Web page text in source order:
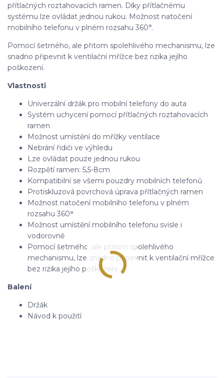
přítlačných roztahovacích ramen. Díky přítlačnému
systému lze ovládat jednou rukou. Možnost natočení
mobilního telefonu v plném rozsahu 360°.
Pomocí šetrného, ale přitom spolehlivého mechanismu, lze
snadno připevnit k ventilační mřížce bez rizika jejího
poškození.
Vlastnosti
Univerzální držák pro mobilní telefony do auta
Systém uchycení pomocí přítlačných roztahovacích
ramen
Možnost umístění do mřížky ventilace
Nebrání řidiči ve výhledu
Lze ovládat pouze jednou rukou
Rozpětí ramen: 5,5-8cm
Kompatibilní se všemi pouzdry mobilních telefonů
Protiskluzová povrchová úprava přítlačných ramen
Možnost natočení mobilního telefonu v plném
rozsahu 360°
Možnost umístění mobilního telefonu svisle i
vodorovně
Pomocí šetrného, ale přitom spolehlivého
mechanismu, lze snadno připevnit k ventilační mřížce
bez rizika jejího poškození
Balení
Držák
Návod k použití